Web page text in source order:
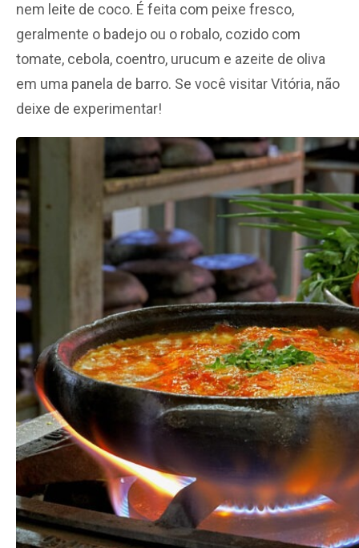
nem leite de coco. É feita com peixe fresco,
geralmente o badejo ou o robalo, cozido com
tomate, cebola, coentro, urucum e azeite de oliva
em uma panela de barro. Se você visitar Vitória, não
deixe de experimentar!